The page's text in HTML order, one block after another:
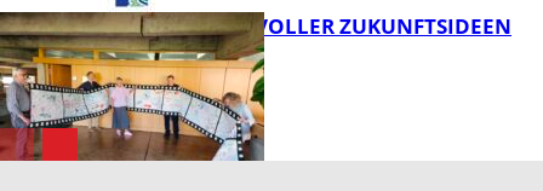
FB Kultur
FILMROLLE VOLLER ZUKUNFTSIDEEN